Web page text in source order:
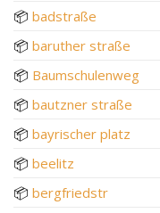
📦 badstraße
📦 baruther straße
📦 Baumschulenweg
📦 bautzner straße
📦 bayrischer platz
📦 beelitz
📦 bergfriedstr